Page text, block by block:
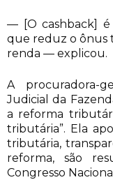
— [O cashback]
que reduz o ônus
renda — explicou.
A procuradora-
Judicial da
a reforma
tributária”. Ela
tributária,
reforma, são
Congresso